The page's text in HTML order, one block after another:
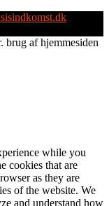
brug af hjemmesiden
while you
cookies that are
as they are
of the website. We
and understand how